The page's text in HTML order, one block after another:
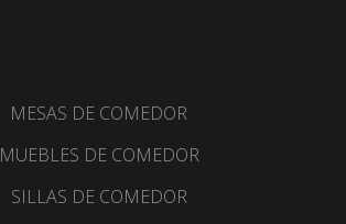
MESAS DE COMEDOR
MUEBLES DE COMEDOR
SILLAS DE COMEDOR